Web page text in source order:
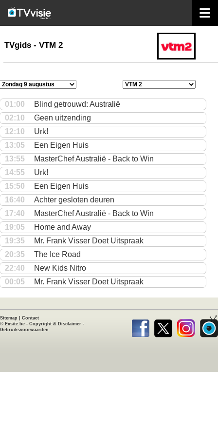
TVgids
TVgids - VTM 2
01:00
Blind getrouwd: Australië
02:10
Geen uitzending
12:10
Urk!
13:05
Een Eigen Huis
13:55
MasterChef Australië - Back to Win
14:55
Urk!
15:50
Een Eigen Huis
16:40
Achter gesloten deuren
17:40
MasterChef Australië - Back to Win
19:05
Home and Away
19:35
Mr. Frank Visser Doet Uitspraak
20:35
The Ice Road
22:40
New Kids Nitro
00:05
Mr. Frank Visser Doet Uitspraak
Sitemap
Contact
© Exsite.be - Copyright & Disclaimer -
Gebruiksvoorwaarden